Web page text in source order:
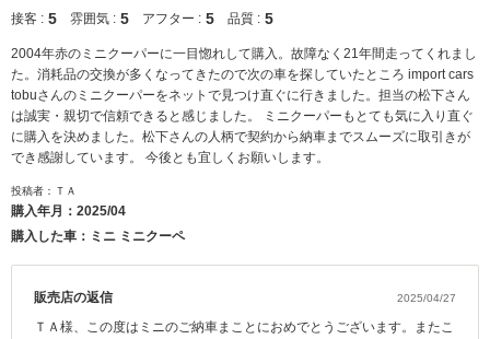
接客 : 5 雰囲気 : 5 アフター : 5 品質 : 5
2004年赤のミニクーパーに一目惚れして購入。故障なく21年間走ってくれまし
た。消耗品の交換が多くなってきたので次の車を探していたところ import cars
tobuさんのミニクーパーをネットで見つけ直ぐに行きました。担当の松下さん
は誠実・親切で信頼できると感じました。 ミニクーパーもとても気に入り直ぐ
に購入を決めました。松下さんの人柄で契約から納車までスムーズに取引きが
でき感謝しています。 今後とも宜しくお願いします。
投稿者：ＴＡ
購入年月： 2025/04
購入した車：ミニ ミニクーペ
販売店の返信 2025/04/27
ＴＡ様、この度はミニのご納車まことにおめでとうございます。またこ